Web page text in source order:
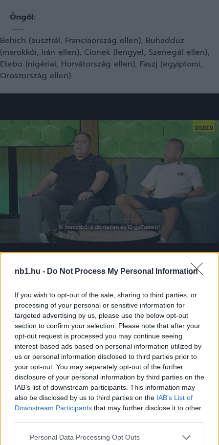
nb1.hu - Do Not Process My Personal Information
If you wish to opt-out of the sale, sharing to third parties, or
processing of your personal or sensitive information for
targeted advertising by us, please use the below opt-out
section to confirm your selection. Please note that after your
opt-out request is processed you may continue seeing
interest-based ads based on personal information utilized by
us or personal information disclosed to third parties prior to
your opt-out. You may separately opt-out of the further
disclosure of your personal information by third parties on the
IAB’s list of downstream participants. This information may
also be disclosed by us to third parties on the IAB’s List of
Downstream Participants that may further disclose it to other
Please note that this website/app uses one or more Google
Personal Data Processing Opt Outs
Öngól:
——
Behich (ausztrál, Franciaország ellen), Buhadduz
(marokkói, Irán ellen), Cionek (lengyel, Szenegál ellen),
Etebo (nigériai, Horvátország ellen), Faszj (egyiptomi,
Oroszország ellen)
0%
Megosztás:
KAPCSOLÓDÓ HÍREK
Hírek